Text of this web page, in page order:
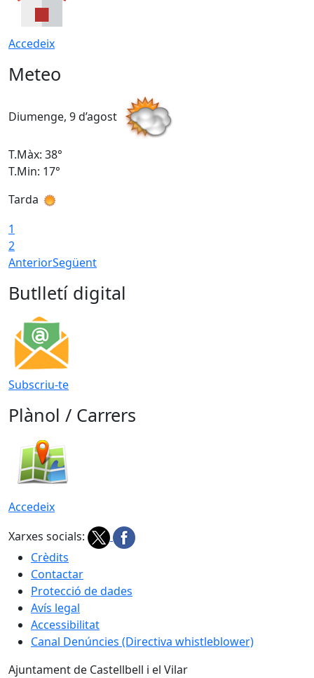
Accedeix
Meteo
Diumenge, 9 d’agost
T.Màx: 38°
T.Min: 17°
Tarda
1
2
AnteriorSegüent
Butlletí digital
Subscriu-te
Plànol / Carrers
Accedeix
Xarxes socials:
Crèdits
Contactar
Protecció de dades
Avís legal
Accessibilitat
Canal Denúncies (Directiva whistleblower)
Ajuntament de Castellbell i el Vilar